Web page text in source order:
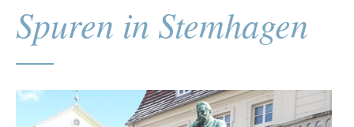
Spuren in Stemhagen